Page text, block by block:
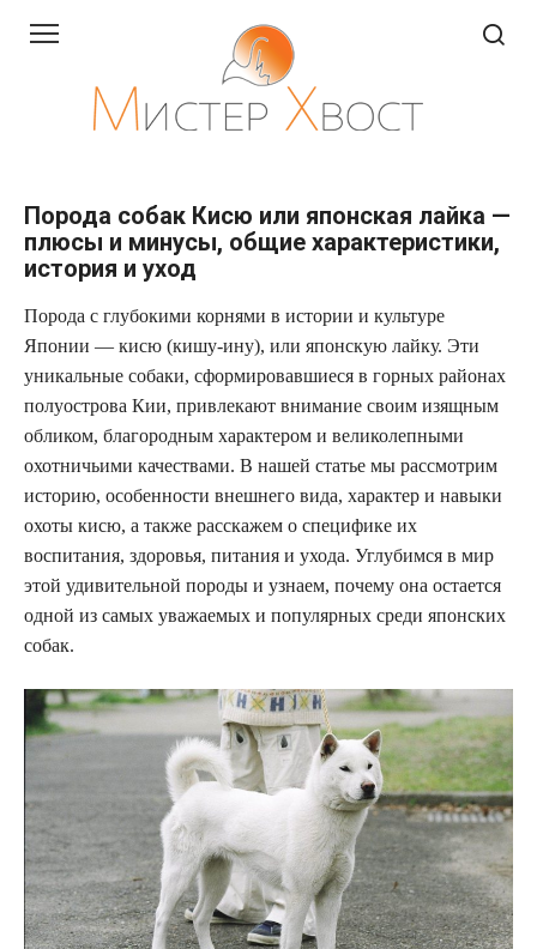
Порода собак Кисю или японская лайка —
плюсы и минусы, общие характеристики,
история и уход
Порода с глубокими корнями в истории и культуре
Японии — кисю (кишу-ину), или японскую лайку. Эти
уникальные собаки, сформировавшиеся в горных районах
полуострова Кии, привлекают внимание своим изящным
обликом, благородным характером и великолепными
охотничьими качествами. В нашей статье мы рассмотрим
историю, особенности внешнего вида, характер и навыки
охоты кисю, а также расскажем о специфике их
воспитания, здоровья, питания и ухода. Углубимся в мир
этой удивительной породы и узнаем, почему она остается
одной из самых уважаемых и популярных среди японских
собак.